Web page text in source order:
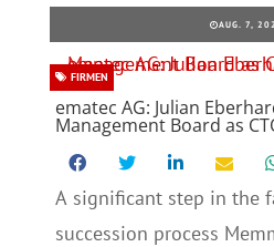
AUG. 7,
ematec AG: Julian
Management Board as
FIRMEN
A significant step in the
succession process